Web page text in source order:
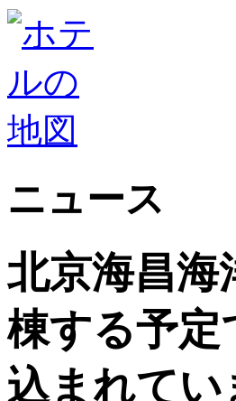
ニュース
北京海昌海
棟する予定
込まれてい